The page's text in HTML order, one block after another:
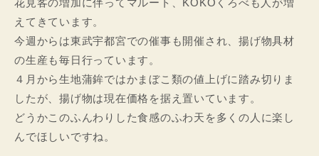
花見客の増加に伴ってマルート、KOKOくろべも人が増
えてきています。
今週からは東武宇都宮での催事も開催され、揚げ物具材
の生産も毎日行っています。
４月から生地蒲鉾ではかまぼこ類の値上げに踏み切りま
したが、揚げ物は現在価格を据え置いています。
どうかこのふんわりした食感のふわ天を多くの人に楽し
んでほしいですね。